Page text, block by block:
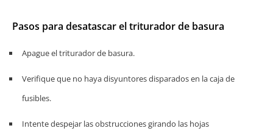
Pasos para desatascar el triturador de basura
Apague el triturador de basura.
Verifique que no haya disyuntores disparados en la caja de
fusibles.
Intente despejar las obstrucciones girando las hojas